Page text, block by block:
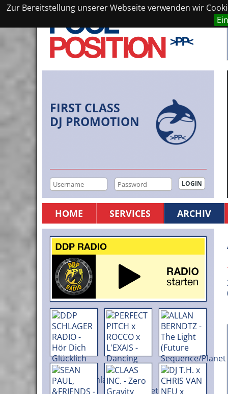
Zur Bereitstellung unserer Webseite verwenden wir
FIRST CLASS
DJ PROMOTION
HOME SERVICES ARCHIV